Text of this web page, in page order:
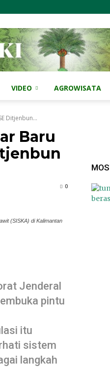
VIDEO AGROWISATA
Ditjenbun...
Baru
0
(SISKA) di Kalimantan
Jenderal
pintu
itu
sistem
langkah